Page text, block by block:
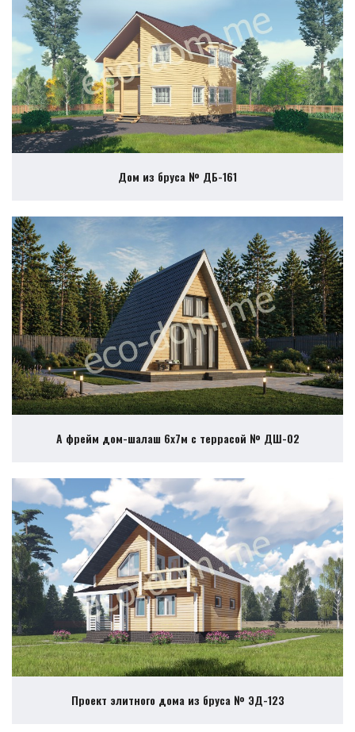
Дом из бруса № ДБ-161
А фрейм дом-шалаш 6х7м с террасой № ДШ-02
Проект элитного дома из бруса № ЭД-123